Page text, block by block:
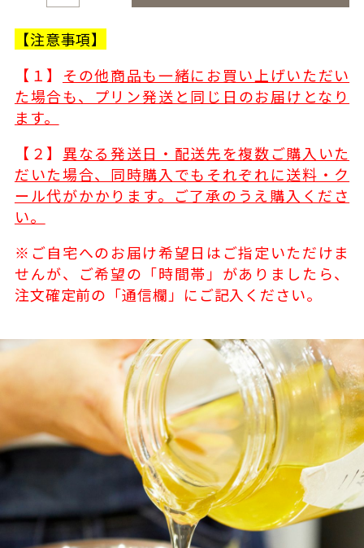
【注意事項】
【１】 その他商品も一緒にお買い上げいただい
た場合も、プリン発送と同じ日のお届けとなり
ます。
【２】 異なる発送日・配送先を複数ご購入いた
だいた場合、同時購入でもそれぞれに送料・ク
ール代がかかります。ご了承のうえ購入くださ
い。
※ご自宅へのお届け希望日はご指定いただけま
せんが、ご希望の「時間帯」がありましたら、
注文確定前の「通信欄」にご記入ください。